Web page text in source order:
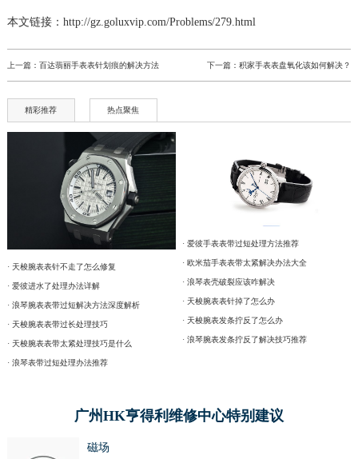
本文链接：http://gz.goluxvip.com/Problems/279.html
上一篇： 百达翡丽手表表针划痕的解决方法 下一篇：积家手表表盘氧化该如何解决？
精彩推荐 热点聚焦
· 天梭腕表表针不走了怎么修复
· 爱彼进水了处理办法详解
· 浪琴腕表表带过短解决方法深度解析
· 天梭腕表表带过长处理技巧
· 天梭腕表表带太紧处理技巧是什么
· 浪琴表带过短处理办法推荐
· 爱彼手表表带过短处理方法推荐
· 欧米茄手表表带太紧解决办法大全
· 浪琴表壳破裂应该咋解决
· 天梭腕表表针掉了怎么办
· 天梭腕表发条拧反了怎么办
· 浪琴腕表发条拧反了解决技巧推荐
广州HK亨得利维修中心特别建议
磁场